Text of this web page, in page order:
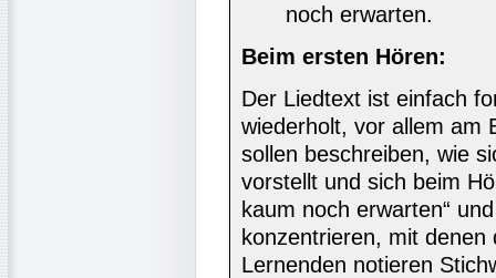
noch erwarten.
Beim ersten Hören:
Der Liedtext ist einfach
wiederholt, vor allem am
sollen beschreiben, wie
vorstellt und sich beim
kaum noch erwarten“
konzentrieren, mit
Lernenden notieren